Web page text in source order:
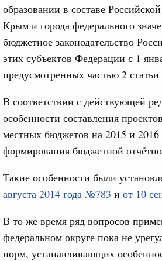
образовании в составе
Крым и города федерального
бюджетное законодательство
этих субъектов Федерации с 1
предусмотренных частью 2
В соответствии с действующей
особенности составления
местных бюджетов на 2015 и
формирования бюджетной
Такие особенности были
августа 2014 года №783 и от 10
В то же время ряд вопросов
федеральном округе пока не
норм, устанавливающих
Правительство
23 сентября 2024, понедельник
Правительство
актов и
Цифровизация
деятельности
24 июля 2023, понедельник